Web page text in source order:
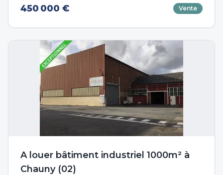
450 000 € Vente
A louer bâtiment industriel 1000m² à
Chauny (02)